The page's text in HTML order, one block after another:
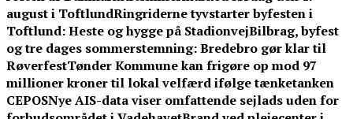
august i ToftlundRingriderne tyvstarter byfesten i
Toftlund: Heste og hygge på StadionvejBilbrag, byfest
og tre dages sommerstemning: Bredebro gør klar til
RøverfestTønder Kommune kan frigøre op mod 97
millioner kroner til lokal velfærd ifølge tænketanken
CEPOSNye AIS-data viser omfattende sejlads uden for